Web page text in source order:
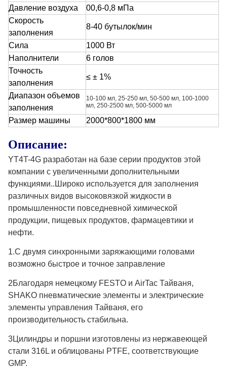
Давление воздуха
00,6-0,8 мПа
Скорость
заполнения
8-40 бутылок/мин
Сила
1000 Вт
Наполнители
6 голов
Точность
заполнения
≤ ± 1%
Диапазон объемов
заполнения
10-100 мл, 25-250 мл, 50-500 мл, 100-1000
мл, 250-2500 мл, 500-5000 мл
Размер машины 2000*800*1800 мм
Описание:
YT4T-4G разработан на базе серии продуктов этой
компании с увеличенными дополнительными
функциями..Широко используется для заполнения
различных видов высоковязкой жидкости в
промышленности повседневной химической
продукции, пищевых продуктов, фармацевтики и
нефти.
1.С двумя синхронными заряжающими головами
возможно быстрое и точное заправление
2Благодаря немецкому FESTO и AirTac Тайваня,
SHAKO пневматические элементы и электрические
элементы управления Тайваня, его
производительность стабильна.
3Цилиндры и поршни изготовлены из нержавеющей
стали 316L и облицованы PTFE, соответствующие
GMP.